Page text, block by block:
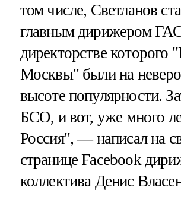
том числе, Светланов
главным дирижером
директорстве которого
Москвы" были на
высоте популярности.
БСО, и вот, уже много
Россия", — написал на
странице Facebook
коллектива Денис